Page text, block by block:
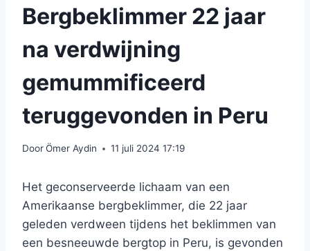
Bergbeklimmer 22 jaar
na verdwijning
gemummificeerd
teruggevonden in Peru
DoorÖmer Aydin 11 juli 2024 17:19
Het geconserveerde lichaam van een
Amerikaanse bergbeklimmer, die 22 jaar
geleden verdween tijdens het beklimmen van
een besneeuwde bergtop in Peru, is gevonden